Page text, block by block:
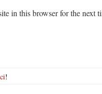
in this browser for the next
!